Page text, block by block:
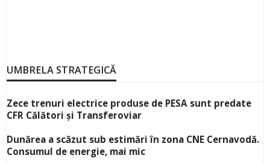
UMBRELA STRATEGICĂ
Zece trenuri electrice produse de PESA sunt predate
CFR Călători și Transferoviar
Dunărea a scăzut sub estimări în zona CNE Cernavodă.
Consumul de energie, mai mic